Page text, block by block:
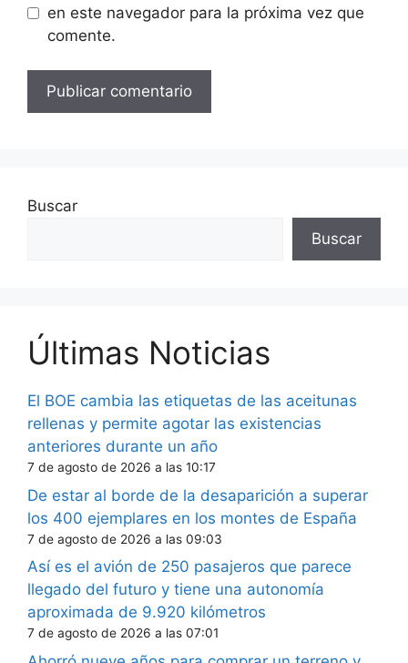
en este navegador para la próxima vez que
comente.
Buscar
Buscar
Últimas Noticias
El BOE cambia las etiquetas de las aceitunas
rellenas y permite agotar las existencias
anteriores durante un año
7 de agosto de 2026 a las 10:17
De estar al borde de la desaparición a superar
los 400 ejemplares en los montes de España
7 de agosto de 2026 a las 09:03
Así es el avión de 250 pasajeros que parece
llegado del futuro y tiene una autonomía
aproximada de 9.920 kilómetros
7 de agosto de 2026 a las 07:01